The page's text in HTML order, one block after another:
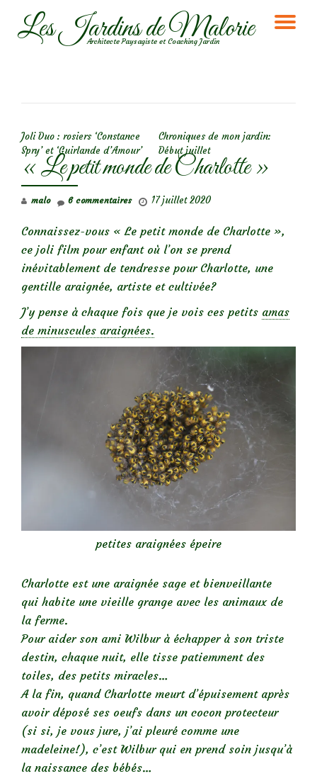
AllerLes Jardins de Malorie
Architecte Paysagiste et Coaching Jardin
Joli Duo : rosiers ‘Constance
Spry’ et ‘Guirlande d’Amour’
Chroniques de mon jardin:
Début juillet
« Le petit monde de Charlotte »
malo 17 juillet 2020
6 commentaires
Connaissez-vous « Le petit monde de Charlotte »,
ce joli film pour enfant où l’on se prend
inévitablement de tendresse pour Charlotte, une
gentille araignée, artiste et cultivée?
J’y pense à chaque fois que je vois ces petits amas
de minuscules araignées.
petites araignées épeire
Charlotte est une araignée sage et bienveillante
qui habite une vieille grange avec les animaux de
la ferme.
Pour aider son ami Wilbur à échapper à son triste
destin, chaque nuit, elle tisse patiemment des
toiles, des petits miracles…
A la fin, quand Charlotte meurt d’épuisement après
avoir déposé ses oeufs dans un cocon protecteur
(si si, je vous jure, j’ai pleuré comme une
madeleine!), c’est Wilbur qui en prend soin jusqu’à
la naissance des bébés…